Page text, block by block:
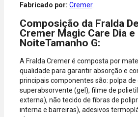
Fabricado por: Cremer.
Composição da Fralda
Cremer Magic Care Dia e
NoiteTamanho G:
A Fralda Cremer é composta por
qualidade para garantir absorção e
principais componentes são: polpa de
superabsorvente (gel), filme de
externa), não tecido de fibras de
interna e barreiras), adesivos